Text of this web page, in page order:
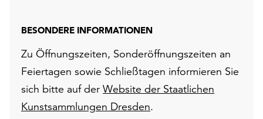
BESONDERE INFORMATIONEN
Zu Öffnungszeiten, Sonderöffnungszeiten an
Feiertagen sowie Schließtagen informieren Sie
sich bitte auf der Website der Staatlichen
Kunstsammlungen Dresden.